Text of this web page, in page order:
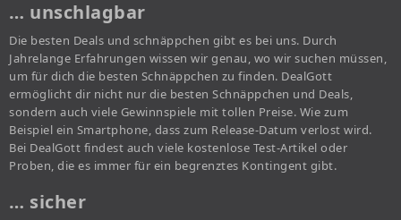
… unschlagbar
Die besten Deals und schnäppchen gibt es bei uns. Durch
Jahrelange Erfahrungen wissen wir genau, wo wir suchen müssen,
um für dich die besten Schnäppchen zu finden. DealGott
ermöglicht dir nicht nur die besten Schnäppchen und Deals,
sondern auch viele Gewinnspiele mit tollen Preise. Wie zum
Beispiel ein Smartphone, dass zum Release-Datum verlost wird.
Bei DealGott findest auch viele kostenlose Test-Artikel oder
Proben, die es immer für ein begrenztes Kontingent gibt.
… sicher